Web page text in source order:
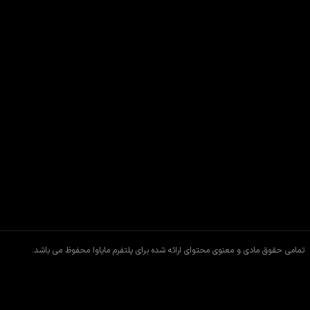
تمامی حقوق مادی و معنوی محتوای ارائه شده برای پلتفرم مایاوا محفوظ می باشد.